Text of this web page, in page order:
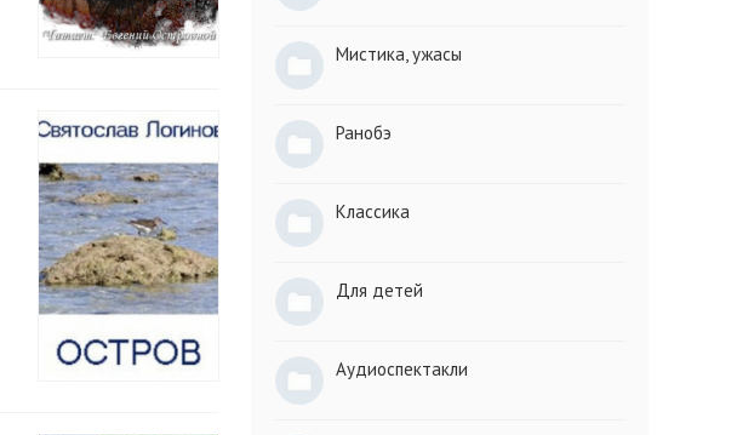
Мистика, ужасы
Ранобэ
Классика
Для детей
Аудиоспектакли